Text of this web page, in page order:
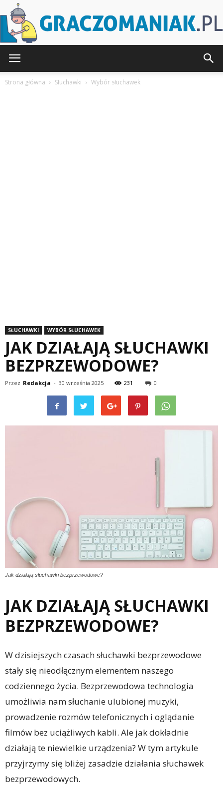
Strona główna Słuchawki Wybór słuchawek
SŁUCHAWKI WYBÓR SŁUCHAWEK
JAK DZIAŁAJĄ SŁUCHAWKI
BEZPRZEWODOWE?
Przez Redakcja - 30 września 2025 231 0
Jak działają słuchawki bezprzewodowe?
JAK DZIAŁAJĄ SŁUCHAWKI
BEZPRZEWODOWE?
W dzisiejszych czasach słuchawki bezprzewodowe
stały się nieodłącznym elementem naszego
codziennego życia. Bezprzewodowa technologia
umożliwia nam słuchanie ulubionej muzyki,
prowadzenie rozmów telefonicznych i oglądanie
filmów bez uciążliwych kabli. Ale jak dokładnie
działają te niewielkie urządzenia? W tym artykule
przyjrzymy się bliżej zasadzie działania słuchawek
bezprzewodowych.